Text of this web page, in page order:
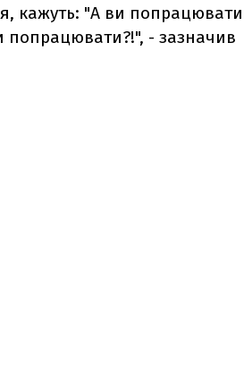
кажуть: "А ви попрацювати
попрацювати?!", - зазначив